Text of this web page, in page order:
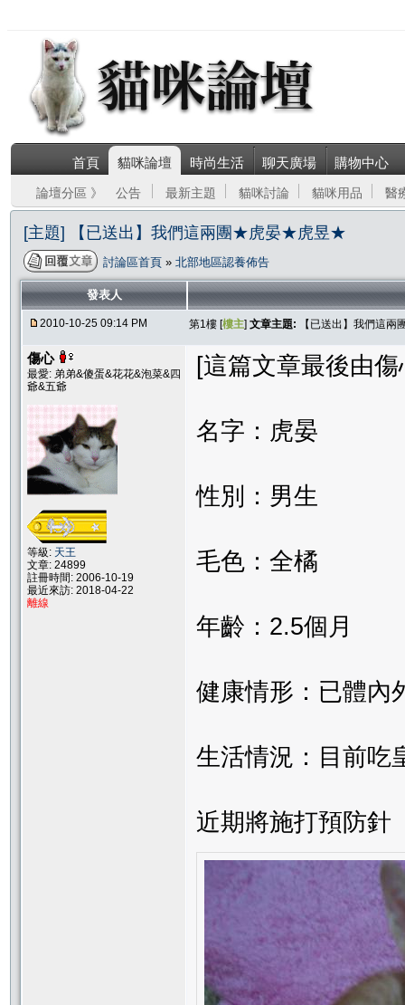
首頁 貓咪論壇 時尚生活 聊天廣場 購物中心
論壇分區 》 公告 最新主題 貓咪討論 貓咪用品 醫
[主題] 【已送出】我們這兩團★虎晏★虎昱★
討論區首頁 » 北部地區認養佈告
發表人
2010-10-25 09:14 PM 第1樓 [樓主] 文章主題: 【已送出】我們這
傷心
最愛: 弟弟&傻蛋&花花&泡菜&四
爺&五爺
等級: 天王
文章: 24899
註冊時間: 2006-10-19
最近來訪: 2018-04-22
離線
[這篇文章最後由
名字：虎晏
性別：男生
毛色：全橘
年齡：2.5個月
健康情形：已體內
生活情況：目前吃
近期將施打預防針